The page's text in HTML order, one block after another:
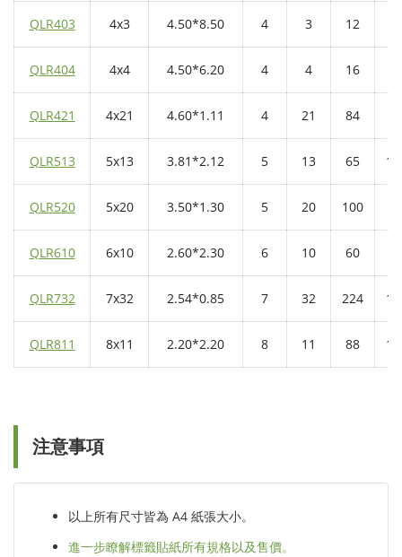
QLR403 4x3 4.50*8.50 4 3 12
QLR404 4x4 4.50*6.20 4 4 16
QLR421 4x21 4.60*1.11 4 21 84
QLR513 5x13 3.81*2.12 5 13 65
QLR520 5x20 3.50*1.30 5 20 100
QLR610 6x10 2.60*2.30 6 10 60
QLR732 7x32 2.54*0.85 7 32 224
QLR811 8x11 2.20*2.20 8 11 88
注意事項
以上所有尺寸皆為 A4 紙張大小。
進一步瞭解標籤貼紙所有規格以及售價。